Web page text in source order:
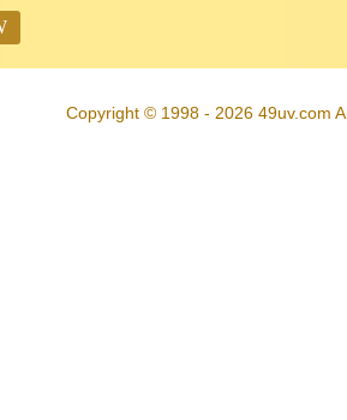
Copyright © 1998 - 2026 49uv.com